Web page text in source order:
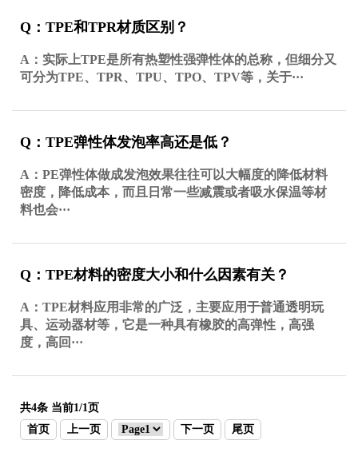
Q：TPE和TPR材质区别？
A：实际上TPE是所有热塑性强弹性体的总称，但细分又
可分为TPE、TPR、TPU、TPO、TPV等，关于···
Q：TPE弹性体发泡率高还是低？
A：PE弹性体做成发泡效果往往可以大幅度的降低材料
密度，降低成本，而且日常一些减震或者吸水保温等材
料也会···
Q：TPE材料的密度大小和什么因素有关？
A：TPE材料应用非常的广泛，主要应用于普通透明玩
具、运动器材等，它是一种具有橡胶的高弹性，高强
度，高回···
共4条 当前1/1页
首页
上一页 下一页 尾页